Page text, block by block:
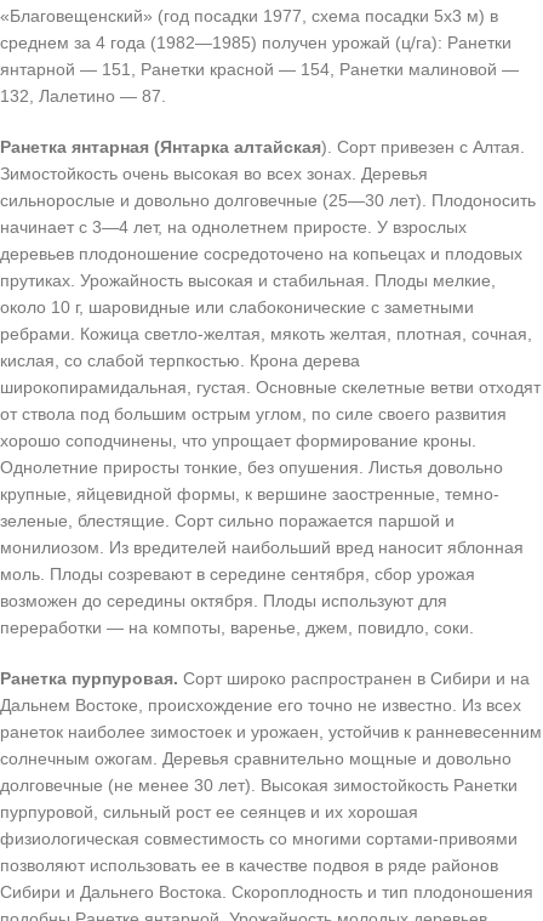
«Благовещенский» (год посадки 1977, схема посадки 5х3 м) в
среднем за 4 года (1982—1985) получен урожай (ц/га): Ранетки
янтарной — 151, Ранетки красной — 154, Ранетки малиновой —
132, Лалетино — 87.
Ранетка янтарная (Янтарка алтайская). Сорт привезен с Алтая.
Зимостойкость очень высокая во всех зонах. Деревья
сильнорослые и довольно долговечные (25—30 лет). Плодоносить
начинает с 3—4 лет, на однолетнем приросте. У взрослых
деревьев плодоношение сосредоточено на копьецах и плодовых
прутиках. Урожайность высокая и стабильная. Плоды мелкие,
около 10 г, шаровидные или слабоконические с заметными
ребрами. Кожица светло-желтая, мякоть желтая, плотная, сочная,
кислая, со слабой терпкостью. Крона дерева
широкопирамидальная, густая. Основные скелетные ветви отходят
от ствола под большим острым углом, по силе своего развития
хорошо соподчинены, что упрощает формирование кроны.
Однолетние приросты тонкие, без опушения. Листья довольно
крупные, яйцевидной формы, к вершине заостренные, темно-
зеленые, блестящие. Сорт сильно поражается паршой и
монилиозом. Из вредителей наибольший вред наносит яблонная
моль. Плоды созревают в середине сентября, сбор урожая
возможен до середины октября. Плоды используют для
переработки — на компоты, варенье, джем, повидло, соки.
Ранетка пурпуровая. Сорт широко распространен в Сибири и на
Дальнем Востоке, происхождение его точно не известно. Из всех
ранеток наиболее зимостоек и урожаен, устойчив к ранневесенним
солнечным ожогам. Деревья сравнительно мощные и довольно
долговечные (не менее 30 лет). Высокая зимостойкость Ранетки
пурпуровой, сильный рост ее сеянцев и их хорошая
физиологическая совместимость со многими сортами-привоями
позволяют использовать ее в качестве подвоя в ряде районов
Сибири и Дальнего Востока. Скороплодность и тип плодоношения